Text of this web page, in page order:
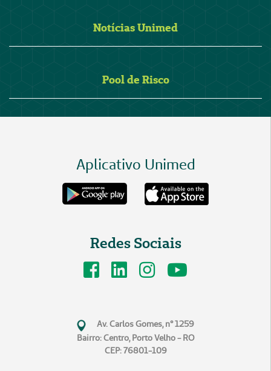
Notícias Unimed
Pool de Risco
Aplicativo Unimed
Redes Sociais
Av. Carlos Gomes, n° 1259
Bairro: Centro, Porto Velho - RO
CEP: 76801-109